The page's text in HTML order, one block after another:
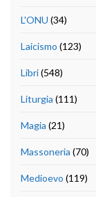
L'ONU (34)
Laicismo (123)
Libri(548)
Liturgia (111)
Magia (21)
Massoneria (70)
Medioevo (119)